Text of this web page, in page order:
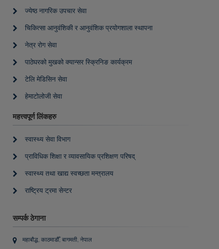
ज्येष्ठ नागरिक उपचार सेवा
चिकित्सा आनुवंशिकी र आनुवंशिक प्रयोगशाला स्थापना
नेत्र रोग सेवा
पाठेघरको मुखको क्यान्सर स्क्रिनिङ कार्यक्रम
टेलि मेडिसिन सेवा
हेमाटोलोजी सेवा
महत्त्वपूर्ण लिंकहरु
स्वास्थ्य सेवा विभाग
प्राविधिक शिक्षा र व्यावसायिक प्रशिक्षण परिषद्
स्वास्थ्य तथा खाद्य स्वच्छता मन्त्रालय
राष्ट्रिय ट्रमा सेन्टर
सम्पर्क ठेगाना
महाबौद्ध, काठमाडौँ, बागमती, नेपाल